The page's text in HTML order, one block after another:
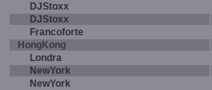
DJStoxx
DJStoxx
Francoforte
HongKong
Londra
NewYork
NewYork